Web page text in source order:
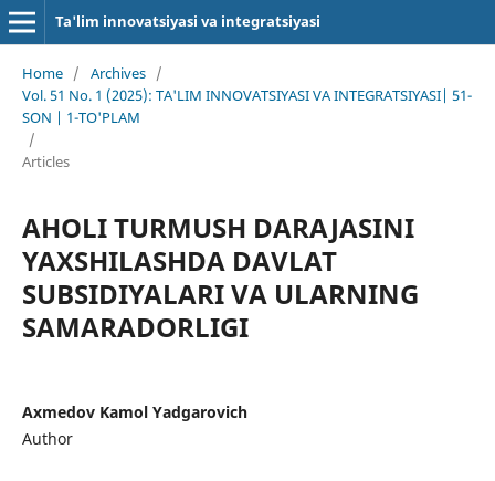
Ta'lim innovatsiyasi va integratsiyasi
Home / Archives /
Vol. 51 No. 1 (2025): TA'LIM INNOVATSIYASI VA INTEGRATSIYASI| 51-
SON | 1-TO'PLAM
/
Articles
AHOLI TURMUSH DARAJASINI
YAXSHILASHDA DAVLAT
SUBSIDIYALARI VA ULARNING
SAMARADORLIGI
Axmedov Kamol Yadgarovich
Author